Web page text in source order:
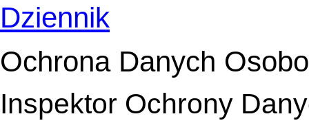
Dziennik
Ochrona Danych
Inspektor Ochrony